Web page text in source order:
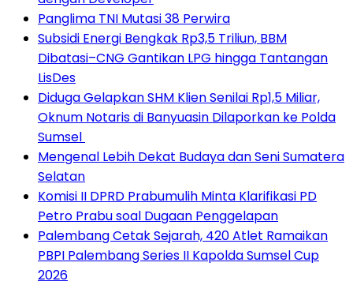
Panglima TNI Mutasi 38 Perwira
Subsidi Energi Bengkak Rp3,5 Triliun, BBM
Dibatasi–CNG Gantikan LPG hingga Tantangan
LisDes
Diduga Gelapkan SHM Klien Senilai Rp1,5 Miliar,
Oknum Notaris di Banyuasin Dilaporkan ke Polda
Sumsel ‎
Mengenal Lebih Dekat Budaya dan Seni Sumatera
Selatan
Komisi II DPRD Prabumulih Minta Klarifikasi PD
Petro Prabu soal Dugaan Penggelapan
Palembang Cetak Sejarah, 420 Atlet Ramaikan
PBPI Palembang Series II Kapolda Sumsel Cup
2026